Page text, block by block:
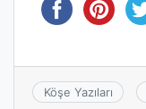
Köşe Yazıları